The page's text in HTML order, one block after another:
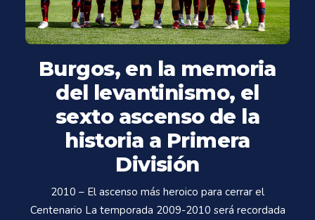
Burgos, en la memoria
del levantinismo, el
sexto ascenso de la
historia a Primera
División
2010 – El ascenso más heroico para cerrar el
Centenario La temporada 2009-2010 será recordada